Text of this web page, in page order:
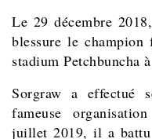
Le 29 décembre
blessure le champion
stadium Petchbuncha
Sorgraw a effectué
fameuse
juillet 2019, il a battu